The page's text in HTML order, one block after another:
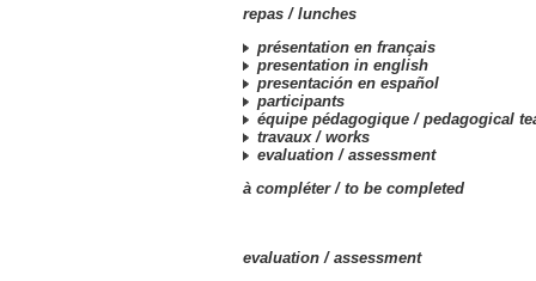
repas / lunches
présentation en français
presentation in english
presentación en español
participants
équipe pédagogique / pedagogical
travaux / works
evaluation / assessment
à compléter / to be completed
evaluation / assessment